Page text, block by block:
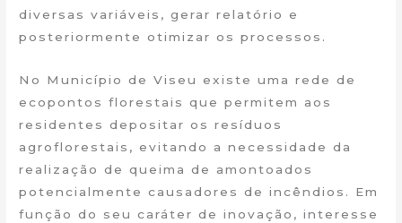
diversas variáveis, gerar relatório e
posteriormente otimizar os processos.
No Município de Viseu existe uma rede de
ecopontos florestais que permitem aos
residentes depositar os resíduos
agroflorestais, evitando a necessidade da
realização de queima de amontoados
potencialmente causadores de incêndios. Em
função do seu caráter de inovação, interesse